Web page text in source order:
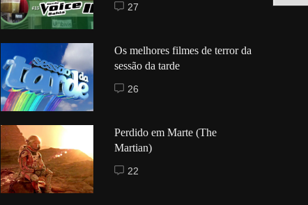
27
Os melhores filmes de terror da
sessão da tarde
26
Perdido em Marte (The
Martian)
22